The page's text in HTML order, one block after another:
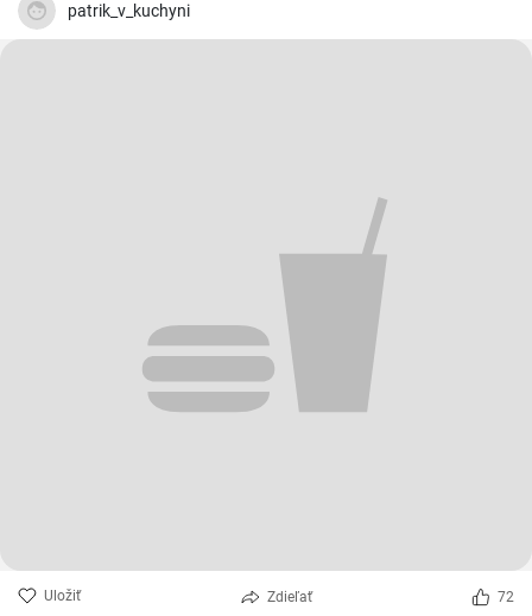
patrik_v_kuchyni
Uložiť Zdieľať 72